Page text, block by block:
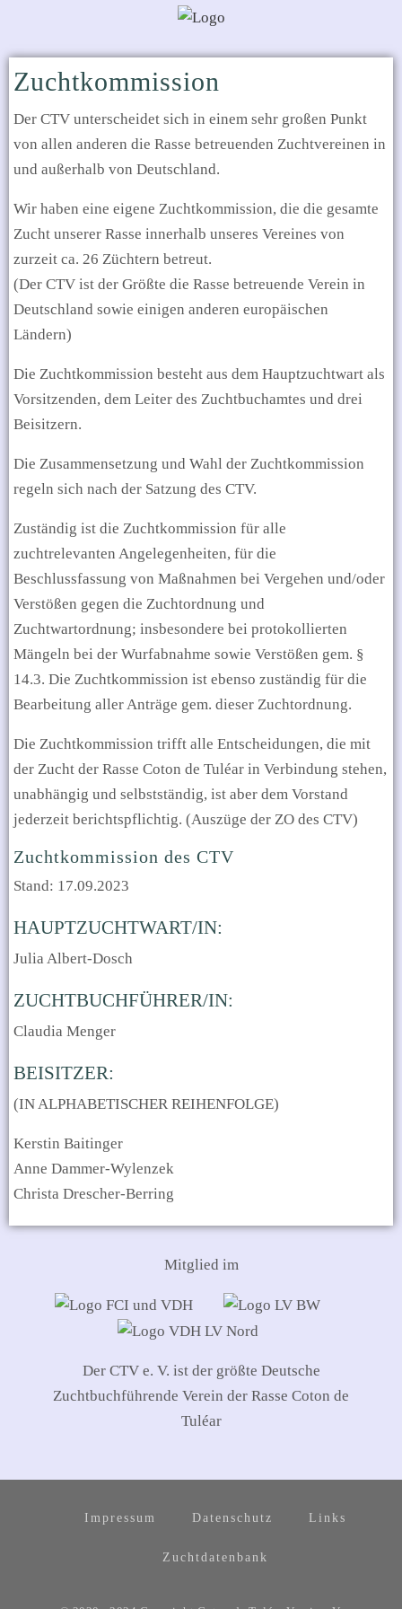
Zuchtkommission
Der CTV unterscheidet sich in einem sehr großen Punkt
von allen anderen die Rasse betreuenden Zuchtvereinen in
und außerhalb von Deutschland.
Wir haben eine eigene Zuchtkommission, die die gesamte
Zucht unserer Rasse innerhalb unseres Vereines von
zurzeit ca. 26 Züchtern betreut.
(Der CTV ist der Größte die Rasse betreuende Verein in
Deutschland sowie einigen anderen europäischen
Ländern)
Die Zuchtkommission besteht aus dem Hauptzuchtwart als
Vorsitzenden, dem Leiter des Zuchtbuchamtes und drei
Beisitzern.
Die Zusammensetzung und Wahl der Zuchtkommission
regeln sich nach der Satzung des CTV.
Zuständig ist die Zuchtkommission für alle
zuchtrelevanten Angelegenheiten, für die
Beschlussfassung von Maßnahmen bei Vergehen und/oder
Verstößen gegen die Zuchtordnung und
Zuchtwartordnung; insbesondere bei protokollierten
Mängeln bei der Wurfabnahme sowie Verstößen gem. §
14.3. Die Zuchtkommission ist ebenso zuständig für die
Bearbeitung aller Anträge gem. dieser Zuchtordnung.
Die Zuchtkommission trifft alle Entscheidungen, die mit
der Zucht der Rasse Coton de Tuléar in Verbindung stehen,
unabhängig und selbstständig, ist aber dem Vorstand
jederzeit berichtspflichtig. (Auszüge der ZO des CTV)
Zuchtkommission des CTV
Stand: 17.09.2023
HAUPTZUCHTWART/IN:
Julia Albert-Dosch
ZUCHTBUCHFÜHRER/IN:
Claudia Menger
BEISITZER:
(IN ALPHABETISCHER REIHENFOLGE)
Kerstin Baitinger
Anne Dammer-Wylenzek
Christa Drescher-Berring
Mitglied im
Der CTV e. V. ist der größte Deutsche
Zuchtbuchführende Verein der Rasse Coton de
Tuléar
Impressum Datenschutz Links
Zuchtdatenbank